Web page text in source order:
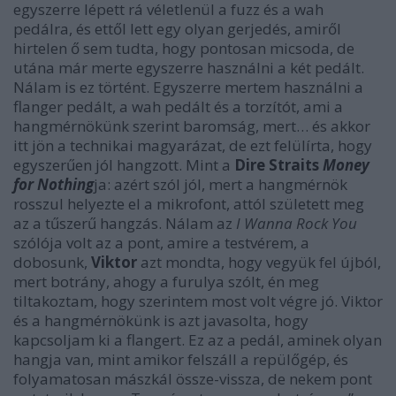
egyszerre lépett rá véletlenül a fuzz és a wah
pedálra, és ettől lett egy olyan gerjedés, amiről
hirtelen ő sem tudta, hogy pontosan micsoda, de
utána már merte egyszerre használni a két pedált.
Nálam is ez történt. Egyszerre mertem használni a
flanger pedált, a wah pedált és a torzítót, ami a
hangmérnökünk szerint baromság, mert… és akkor
itt jön a technikai magyarázat, de ezt felülírta, hogy
egyszerűen jól hangzott. Mint a Dire StraitsMoney
for Nothingja: azért szól jól, mert a hangmérnök
rosszul helyezte el a mikrofont, attól született meg
az a tűszerű hangzás. Nálam az I Wanna Rock You
szólója volt az a pont, amire a testvérem, a
dobosunk, Viktor azt mondta, hogy vegyük fel újból,
mert botrány, ahogy a furulya szólt, én meg
tiltakoztam, hogy szerintem most volt végre jó. Viktor
és a hangmérnökünk is azt javasolta, hogy
kapcsoljam ki a flangert. Ez az a pedál, aminek olyan
hangja van, mint amikor felszáll a repülőgép, és
folyamatosan mászkál össze-vissza, de nekem pont